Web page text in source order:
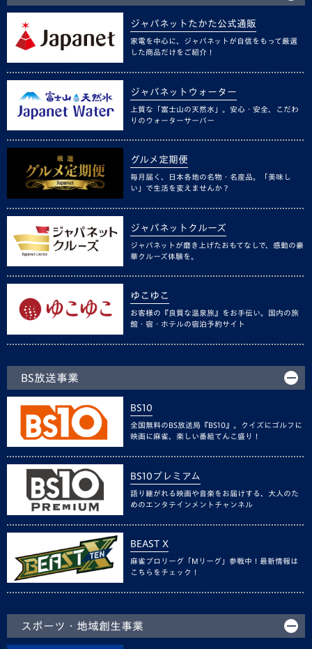
ジャパネットたかた公式通販
家電を中心に、ジャパネットが自信をもって厳選
した商品だけをご紹介！
ジャパネットウォーター
上質な「富士山の天然水」。安心・安全、こだわ
りのウォーターサーバー
グルメ定期便
毎月届く、日本各地の名物・名産品。「美味し
い」で生活を変えませんか？
ジャパネットクルーズ
ジャパネットが磨き上げたおもてなしで、感動の豪
華クルーズ体験を。
ゆこゆこ
お客様の『良質な温泉旅』をお手伝い。国内の旅
館・宿・ホテルの宿泊予約サイト
BS放送事業
BS10
全国無料のBS放送局『BS10』。クイズにゴルフに
映画に麻雀、楽しい番組てんこ盛り！
BS10プレミアム
語り継がれる映画や音楽をお届けする、大人のた
めのエンタテインメントチャンネル
BEAST X
麻雀プロリーグ「Mリーグ」参戦中！最新情報は
こちらをチェック！
スポーツ・地域創生事業